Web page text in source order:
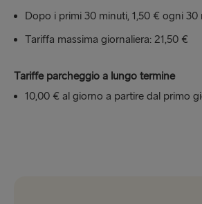
Dopo i primi 30 minuti, 1,50 € ogni 30
Tariffa massima giornaliera: 21,50 €
Tariffe parcheggio a lungo termine
10,00 € al giorno a partire dal primo